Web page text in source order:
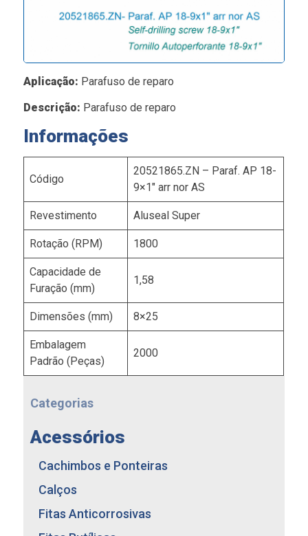
Aplicação: Parafuso de reparo
Descrição: Parafuso de reparo
Informações
Código
20521865.ZN – Paraf. AP 18-
9×1″ arr nor AS
Revestimento Aluseal Super
Rotação (RPM) 1800
Capacidade de
Furação (mm)
1,58
Dimensões (mm) 8×25
Embalagem
Padrão (Peças)
2000
Categorias
Acessórios
Cachimbos e Ponteiras
Calços
Fitas Anticorrosivas